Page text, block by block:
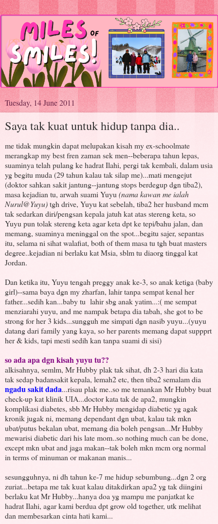
Tuesday, 14 June 2011
Saya tak kuat untuk hidup tanpa dia..
me tidak mungkin dapat melupakan kisah my ex-schoolmate
merangkap my best fren zaman sek men--beberapa tahun lepas,
suaminya telah pulang ke hadrat Ilahi, pergi tak kembali, dalam usia
yg begitu muda (29 tahun kalau tak silap me)...mati mengejut
(doktor sahkan sakit jantung--jantung stops berdegup dgn tiba2),
masa kejadian tu, arwah suami Yuyu(nama kawan me ialah
Nurul@Yuyu)tgh drive, Yuyu kat sebelah, tiba2 her husband mcm
tak sedarkan diri/pengsan kepala jatuh kat atas stereng keta, so
Yuyu pun tolak stereng keta agar keta dpt ke tepi/bahu jalan, dan
memang, suaminya meninggal on the spot...begitu sajer, sepantas
itu, selama ni sihat walafiat, both of them masa tu tgh buat masters
degree..kejadian ni berlaku kat Msia, sblm tu diaorg tinggal kat
Jordan.
Dan ketika itu, Yuyu tengah preggy anak ke-3, so anak ketiga (baby
girl)--sama baya dgn my zharfan, lahir tanpa sempat kenal her
father...sedih kan...baby tu lahir sbg anak yatim...:( me sempat
menziarahi yuyu, and me nampak betapa dia tabah, she got to be
strong for her 3 kids...sungguh me simpati dgn nasib yuyu...(yuyu
datang dari family yang kaya, so her parents memang dapat suppprt
her & kids, tapi mesti sedih kan tanpa suami di sisi)
so ada apa dgn kisah yuyu tu??
alkisahnya, semlm, Mr Hubby plak tak sihat, dh 2-3 hari dia kata
tak sedap badansakit kepala, lemah2 etc, then tiba2 semalam dia
ngadu sakit dada...risau plak me..so me temankan Mr Hubby buat
check-up kat klinik UIA...doctor kata tak de apa2, mungkin
komplikasi diabetes, sbb Mr Hubby mengidap diabetic yg agak
kronik jugak ni, memang dependant dgn ubat, kalau tak mkn
ubat/putus bekalan ubat, memang dia boleh pengsan...Mr Hubby
mewarisi diabetic dari his late mom..so nothing much can be done,
except mkn ubat and jaga makan--tak boleh mkn mcm org normal
in terms of minuman or makanan manis...
sesungguhnya, ni dh tahun ke-7 me hidup sebumbung...dgn 2 org
zuriat...betapa me tak kuat kalau ditakdirkan apa2 yg tak diingini
berlaku kat Mr Hubby...hanya doa yg mampu me panjatkat ke
hadrat Ilahi, agar kami berdua dpt grow old together, utk melihat
dan membesarkan cinta hati kami...